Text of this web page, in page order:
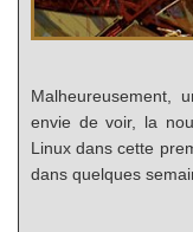
Malheureusement,
envie de voir, la
Linux dans cette
dans quelques